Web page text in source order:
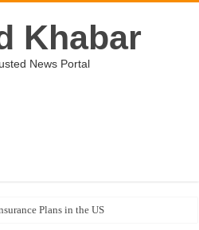
Khabar
News Portal
Plans in the US